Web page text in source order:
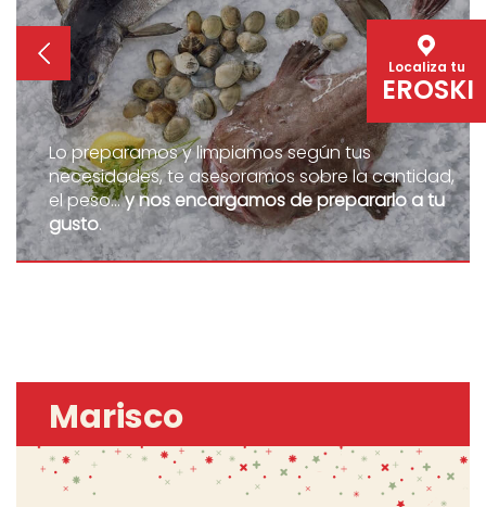
Localiza tu
EROSKI
Lo preparamos y limpiamos según tus
necesidades, te asesoramos sobre la cantidad,
el peso...y nos encargamos de prepararlo a tu
gusto.
Marisco